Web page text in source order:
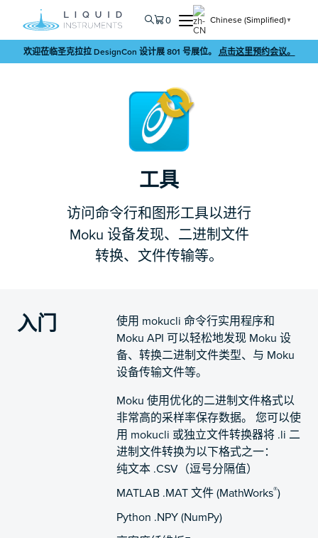
0 Chinese (Simplified)▼
欢迎莅临圣克拉拉 DesignCon 设计展 801 号展位。 点击这里预约会议。
工具
访问命令行和图形工具以进行
Moku 设备发现、二进制文件
转换、文件传输等。
入门
使用 mokucli 命令行实用程序和
Moku API 可以轻松地发现 Moku 设
备、转换二进制文件类型、与 Moku
设备传输文件等。
Moku 使用优化的二进制文件格式以
非常高的采样率保存数据。 您可以使
用 mokucli 或独立文件转换器将 .li 二
进制文件转换为以下格式之一：
纯文本 .CSV（逗号分隔值）
MATLAB .MAT 文件 (MathWorks®)
Python .NPY (NumPy)